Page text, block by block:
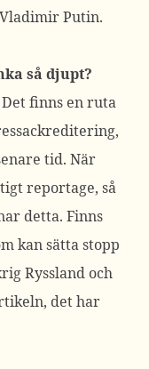
Putin.
så djupt?
Det finns en ruta
tid. När
reportage, så
detta. Finns
kan sätta stopp
Ryssland och
det har